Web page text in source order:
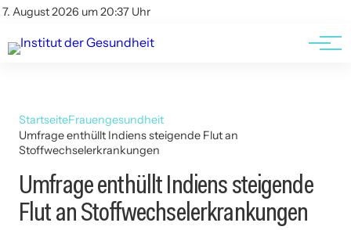
7. August 2026 um 20:37 Uhr
Kontakt
Kontakt
AGBs
StartseiteFrauengesundheit
Umfrage enthüllt Indiens steigende Flut an
Stoffwechselerkrankungen
Umfrage enthüllt Indiens steigende
Flut an Stoffwechselerkrankungen